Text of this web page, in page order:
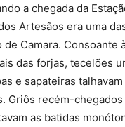
a chegada da
Artesãos era uma
Camara. Consoante
das forjas, tecelões
e sapateiras
Griôs recém-chegados
as batidas